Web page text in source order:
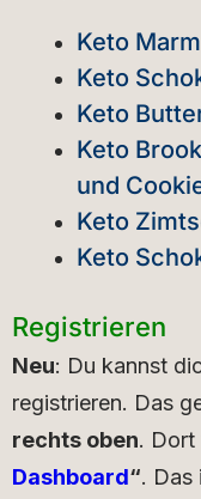
Keto
Keto
Keto
Keto
und
Keto
Keto
Registrieren
Neu: Du kannst
registrieren. Das
rechts oben. Dort
Dashboard“. Das